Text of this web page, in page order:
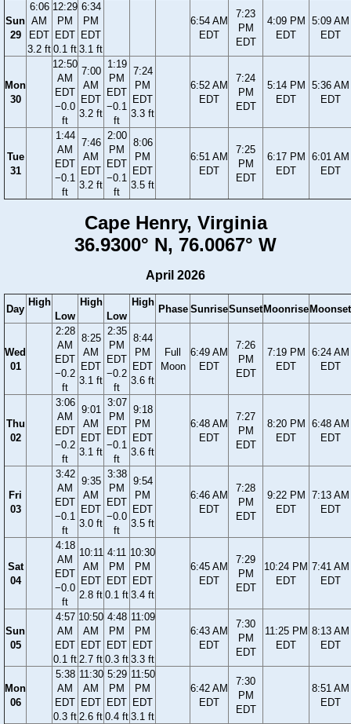
Sun
29
6:06
AM
EDT
3.2 ft
12:29
PM
EDT
0.1 ft
6:34
PM
EDT
3.1 ft
6:54 AM
EDT
7:23
PM
EDT
4:09 PM
EDT
5:09 AM
EDT
Mon
30
12:50
AM
EDT
−0.0
ft
7:00
AM
EDT
3.2 ft
1:19
PM
EDT
−0.1
ft
7:24
PM
EDT
3.3 ft
6:52 AM
EDT
7:24
PM
EDT
5:14 PM
EDT
5:36 AM
EDT
Tue
31
1:44
AM
EDT
−0.1
ft
7:46
AM
EDT
3.2 ft
2:00
PM
EDT
−0.1
ft
8:06
PM
EDT
3.5 ft
6:51 AM
EDT
7:25
PM
EDT
6:17 PM
EDT
6:01 AM
EDT
Cape Henry, Virginia
36.9300° N, 76.0067° W
April 2026
Day
High
Low
High
Low
High
Phase SunriseSunsetMoonriseMoonset
Wed
01
2:28
AM
EDT
−0.2
ft
8:25
AM
EDT
3.1 ft
2:35
PM
EDT
−0.2
ft
8:44
PM
EDT
3.6 ft
Full
Moon
6:49 AM
EDT
7:26
PM
EDT
7:19 PM
EDT
6:24 AM
EDT
Thu
02
3:06
AM
EDT
−0.2
ft
9:01
AM
EDT
3.1 ft
3:07
PM
EDT
−0.1
ft
9:18
PM
EDT
3.6 ft
6:48 AM
EDT
7:27
PM
EDT
8:20 PM
EDT
6:48 AM
EDT
Fri
03
3:42
AM
EDT
−0.1
ft
9:35
AM
EDT
3.0 ft
3:38
PM
EDT
−0.0
ft
9:54
PM
EDT
3.5 ft
6:46 AM
EDT
7:28
PM
EDT
9:22 PM
EDT
7:13 AM
EDT
Sat
04
4:18
AM
EDT
−0.0
ft
10:11
AM
EDT
2.8 ft
4:11
PM
EDT
0.1 ft
10:30
PM
EDT
3.4 ft
6:45 AM
EDT
7:29
PM
EDT
10:24 PM
EDT
7:41 AM
EDT
Sun
05
4:57
AM
EDT
0.1 ft
10:50
AM
EDT
2.7 ft
4:48
PM
EDT
0.3 ft
11:09
PM
EDT
3.3 ft
6:43 AM
EDT
7:30
PM
EDT
11:25 PM
EDT
8:13 AM
EDT
Mon
06
5:38
AM
EDT
0.3 ft
11:30
AM
EDT
2.6 ft
5:29
PM
EDT
0.4 ft
11:50
PM
EDT
3.1 ft
6:42 AM
EDT
7:30
PM
EDT
8:51 AM
EDT